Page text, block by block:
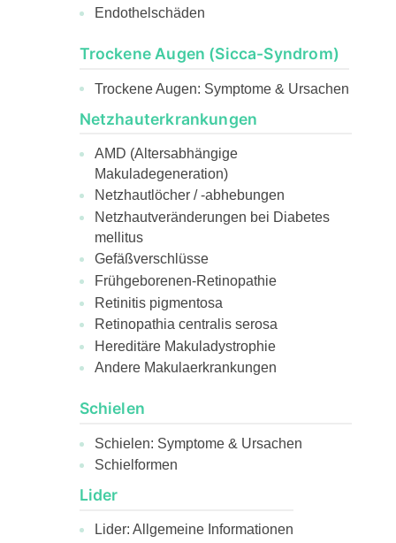
Endothelschäden
Trockene Augen (Sicca-Syndrom)
Trockene Augen: Symptome & Ursachen
Netzhauterkrankungen
AMD (Altersabhängige
Makuladegeneration)
Netzhautlöcher / -abhebungen
Netzhautveränderungen bei Diabetes
mellitus
Gefäßverschlüsse
Frühgeborenen-Retinopathie
Retinitis pigmentosa
Retinopathia centralis serosa
Hereditäre Makuladystrophie
Andere Makulaerkrankungen
Schielen
Schielen: Symptome & Ursachen
Schielformen
Lider
Lider: Allgemeine Informationen